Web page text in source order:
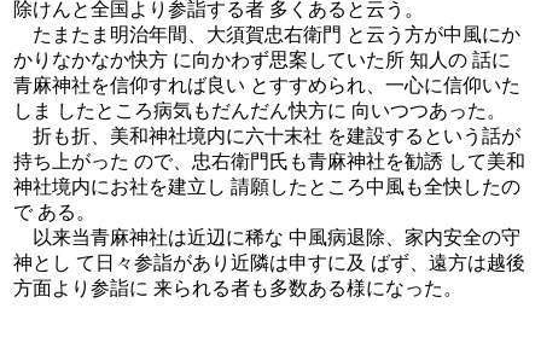
除けんと全国より参詣する者 多くあると云う。
たまたま明治年間、大須賀忠右衛門 と云う方が中風にか
かりなかなか快方 に向かわず思案していた所 知人の 話に
青麻神社を信仰すれば良い とすすめられ、一心に信仰いた
しま したところ病気もだんだん快方に 向いつつあった。
折も折、美和神社境内に六十末社 を建設するという話が
持ち上がった ので、忠右衛門氏も青麻神社を勧誘 して美和
神社境内にお社を建立し 請願したところ中風も全快したの
で ある。
以来当青麻神社は近辺に稀な 中風病退除、家内安全の守
神とし て日々参詣があり近隣は申すに及 ばず、遠方は越後
方面より参詣に 来られる者も多数ある様になった。